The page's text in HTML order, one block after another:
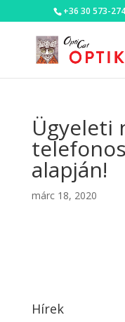
+36 30 573-
Ügyeleti
alapján!
márc 18, 2020
Hírek